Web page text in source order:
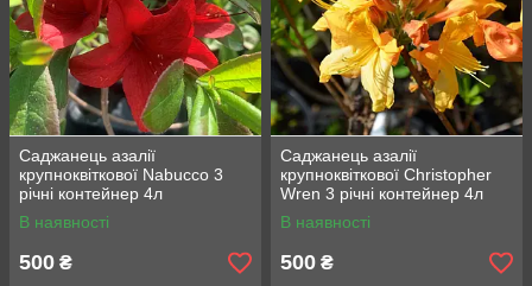
Саджанець азалії
крупноквіткової Nabucco 3
річні контейнер 4л
В наявності
500 ₴
Саджанець азалії
крупноквіткової Christopher
Wren 3 річні контейнер 4л
В наявності
500 ₴